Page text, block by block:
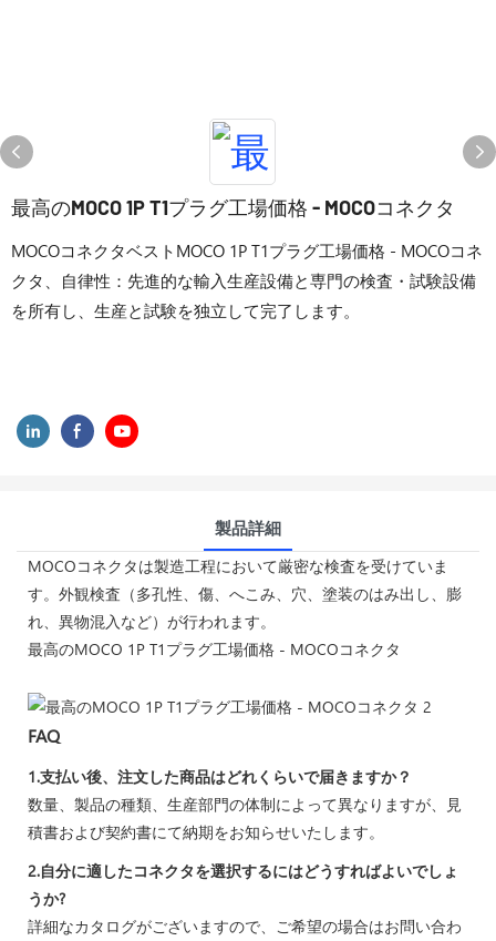
最高のMOCO 1P T1プラグ工場価格 - MOCOコネクタ
MOCOコネクタベストMOCO 1P T1プラグ工場価格 - MOCOコネ
クタ、自律性：先進的な輸入生産設備と専門の検査・試験設備
を所有し、生産と試験を独立して完了します。
製品詳細
MOCOコネクタは製造工程において厳密な検査を受けていま
す。外観検査（多孔性、傷、へこみ、穴、塗装のはみ出し、膨
れ、異物混入など）が行われます。
最高のMOCO 1P T1プラグ工場価格 - MOCOコネクタ
FAQ
1.支払い後、注文した商品はどれくらいで届きますか？
数量、製品の種類、生産部門の体制によって異なりますが、見
積書および契約書にて納期をお知らせいたします。
2.自分に適したコネクタを選択するにはどうすればよいでしょ
うか?
詳細なカタログがございますので、ご希望の場合はお問い合わ